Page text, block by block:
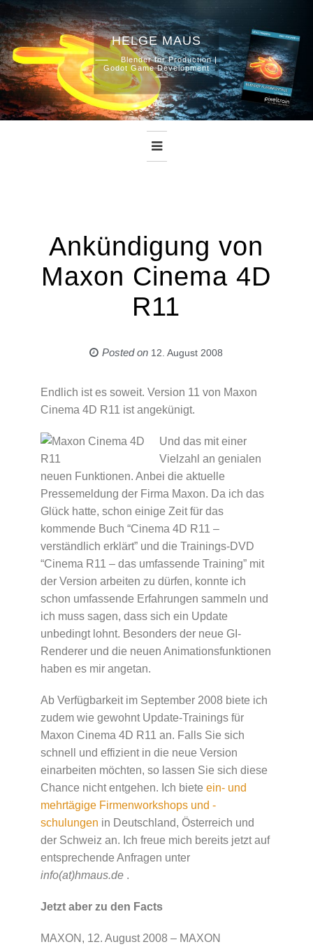
Skip
to
content
HELGE MAUS
Blender for Production |
Godot Game Development
Ankündigung von
Maxon Cinema 4D
R11
Posted on 12. August 2008
Endlich ist es soweit. Version 11 von Maxon
Cinema 4D R11 ist angekünigt.
Und das mit einer
Vielzahl an genialen
neuen Funktionen. Anbei die aktuelle
Pressemeldung der Firma Maxon. Da ich das
Glück hatte, schon einige Zeit für das
kommende Buch “Cinema 4D R11 –
verständlich erklärt” und die Trainings-DVD
“Cinema R11 – das umfassende Training” mit
der Version arbeiten zu dürfen, konnte ich
schon umfassende Erfahrungen sammeln und
ich muss sagen, dass sich ein Update
unbedingt lohnt. Besonders der neue GI-
Renderer und die neuen Animationsfunktionen
haben es mir angetan.
Ab Verfügbarkeit im September 2008 biete ich
zudem wie gewohnt Update-Trainings für
Maxon Cinema 4D R11 an. Falls Sie sich
schnell und effizient in die neue Version
einarbeiten möchten, so lassen Sie sich diese
Chance nicht entgehen. Ich biete ein- und
mehrtägige Firmenworkshops und -
schulungen in Deutschland, Österreich und
der Schweiz an. Ich freue mich bereits jetzt auf
entsprechende Anfragen unter
info(at)hmaus.de.
Jetzt aber zu den Facts
MAXON, 12. August 2008 – MAXON